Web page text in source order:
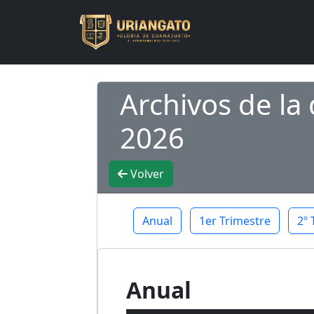
Archivos de la
2026
Volver
Anual 1er Trimestre 2º
Anual